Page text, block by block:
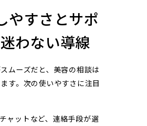
やすさとサポ
わない導線
ムーズだと、美容の相談は
す。次の使いやすさに注目
ャットなど、連絡手段が選